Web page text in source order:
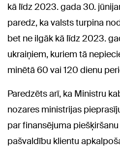
kā līdz 2023. gada 30.
paredz, ka valsts turpina
bet ne ilgāk kā līdz 2023.
ukraiņiem, kuriem tā
minētā 60 vai 120 dienu
Paredzēts arī, ka Ministru
nozares ministrijas
par finansējuma
pašvaldību klientu